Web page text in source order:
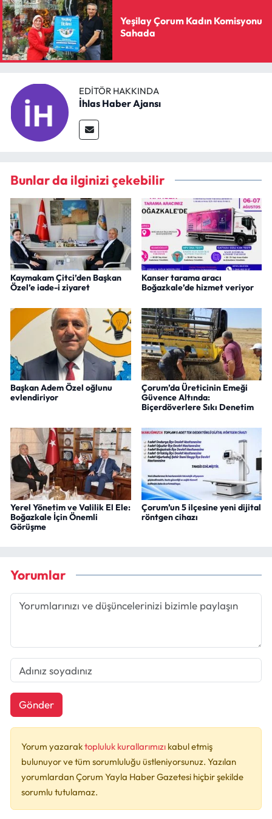
Yeşilay Çorum Kadın Komisyonu
Sahada
EDITÖR HAKKINDA
İhlas Haber Ajansı
Bunlar da ilginizi çekebilir
Kaymakam Çitci’den Başkan
Özel’e iade-i ziyaret
Kanser tarama aracı
Boğazkale’de hizmet veriyor
Başkan Adem Özel oğlunu
evlendiriyor
Çorum’da Üreticinin Emeği
Güvence Altında:
Biçerdöverlere Sıkı Denetim
Yerel Yönetim ve Valilik El Ele:
Boğazkale İçin Önemli
Görüşme
Çorum’un 5 ilçesine yeni dijital
röntgen cihazı
Yorumlar
Gönder
Yorum yazaraktopluluk kurallarımızı kabul etmiş
bulunuyor ve tüm sorumluluğu üstleniyorsunuz. Yazılan
yorumlardan Çorum Yayla Haber Gazetesi hiçbir şekilde
sorumlu tutulamaz.